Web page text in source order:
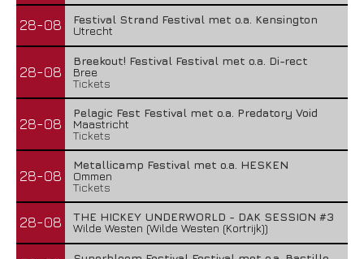
28-08
Festival Strand Festival met o.a. Kensington
Utrecht
28-08
Breekout! Festival Festival met o.a. Di-rect
Bree
Tickets
28-08
Pelagic Fest Festival met o.a. Predatory Void
Maastricht
Tickets
28-08
Metallicamp Festival met o.a. HESKEN
Ommen
Tickets
28-08
THE HICKEY UNDERWORLD - DAK SESSION #3
Wilde Westen (Wilde Westen (Kortrijk))